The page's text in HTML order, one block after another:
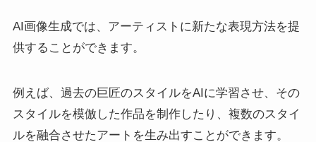
AI画像生成では、アーティストに新たな表現方法を提
供することができます。
例えば、過去の巨匠のスタイルをAIに学習させ、その
スタイルを模倣した作品を制作したり、複数のスタイ
ルを融合させたアートを生み出すことができます。